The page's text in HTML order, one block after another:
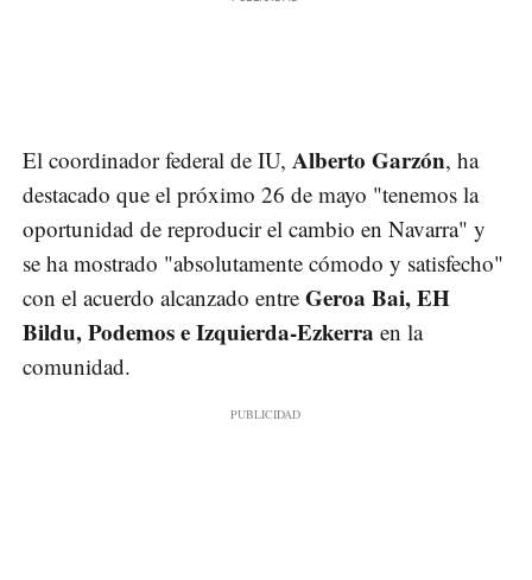
El coordinador federal de IU, Alberto Garzón, ha
destacado que el próximo 26 de mayo "tenemos la
oportunidad de reproducir el cambio en Navarra" y
se ha mostrado "absolutamente cómodo y satisfecho"
con el acuerdo alcanzado entre Geroa Bai, EH
Bildu, Podemos e Izquierda-Ezkerra en la
comunidad.